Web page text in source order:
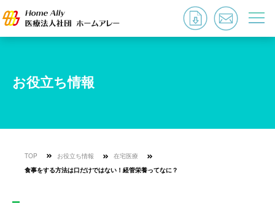
お役立ち情報
TOP お役立ち情報 在宅医療
食事をする方法は口だけではない！経管栄養ってなに？